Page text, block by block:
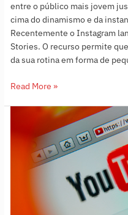
entre o público mais jovem
cima do dinamismo e da
Recentemente o Instagram
Stories. O recurso permite
da sua rotina em forma de
Read More »
Descubra
montar
estratégia
marketing